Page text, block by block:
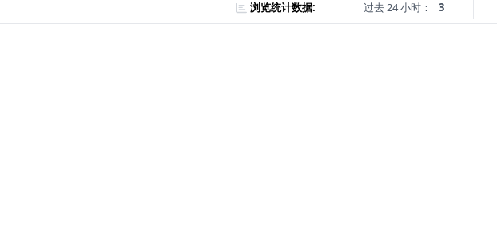
浏览统计数据: 过去 24 小时： 3